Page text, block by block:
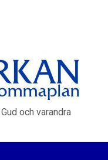
och varandra